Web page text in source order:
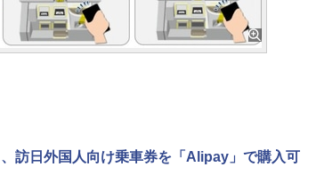
訪日外国人向け乗車券を「Alipay」で購入可